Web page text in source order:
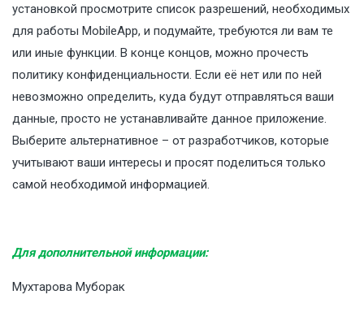
установкой просмотрите список разрешений, необходимых
для работы MobileApp, и подумайте, требуются ли вам те
или иные функции. В конце концов, можно прочесть
политику конфиденциальности. Если её нет или по ней
невозможно определить, куда будут отправляться ваши
данные, просто не устанавливайте данное приложение.
Выберите альтернативное – от разработчиков, которые
учитывают ваши интересы и просят поделиться только
самой необходимой информацией.
Для дополнительной информации:
Мухтарова Муборак